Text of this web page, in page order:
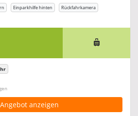
Einparkhilfe hinten
Rückfahrkamera
Angebot anzeigen